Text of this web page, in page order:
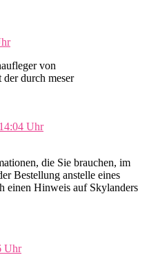
von
durch meser
Uhr
die Sie brauchen, im
Bestellung anstelle eines
einen Hinweis auf Skylanders
Uhr